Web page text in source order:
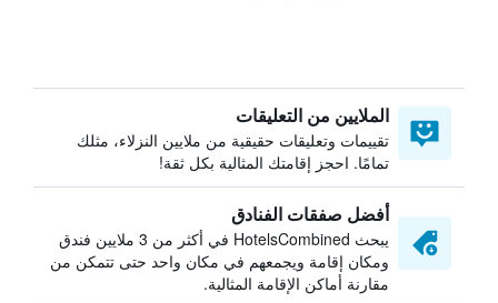
الملايين من التعليقات
تقييمات وتعليقات حقيقية من ملايين النزلاء، مثلك
تمامًا. احجز إقامتك المثالية بكل ثقة!
أفضل صفقات الفنادق
يبحث HotelsCombined في أكثر من 3 ملايين فندق
ومكان إقامة ويجمعهم في مكان واحد حتى تتمكن من
مقارنة أماكن الإقامة المثالية.